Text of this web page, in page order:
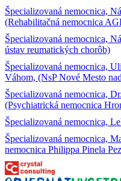
Špecializovaná nemocnica,
(Rehabilitačná nemocnica
Špecializovaná nemocnica,
ústav reumatických chorôb)
Špecializovaná nemocnica,
Váhom, (NsP Nové Mesto
Špecializovaná nemocnica,
(Psychiatrická nemocnica
Špecializovaná nemocnica,
Špecializovaná nemocnica,
nemocnica Philippa Pinela